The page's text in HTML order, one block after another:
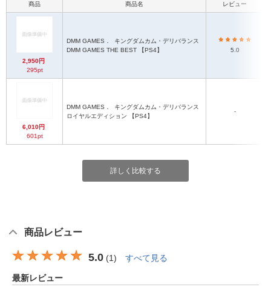
商品 商品名 レビュー
2,950円
295pt
DMM GAMES．
DMM GAMES THE BEST 【PS4】
5.0
6,010円
601pt
DMM GAMES．
ロイヤルエディション 【PS4】
-
詳しく比較する
商品レビュー
5.0 (1) すべて見る
最新レビュー